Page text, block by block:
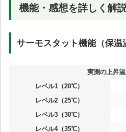
機能・感想を詳しく解
サーモスタット機能（保温
実測の上昇
レベル1（20℃）
レベル2（25℃）
レベル3（30℃）
レベル4（35℃）